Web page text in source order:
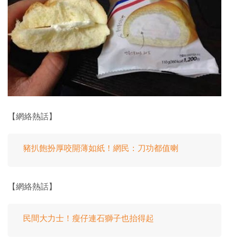
【網絡熱話】
豬扒飽扮厚咬開薄如紙！網民：刀功都值喇
【網絡熱話】
民間大力士！瘦仔連石獅子也抬得起